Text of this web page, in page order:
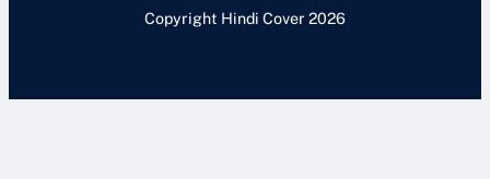
Copyright Hindi Cover 2026